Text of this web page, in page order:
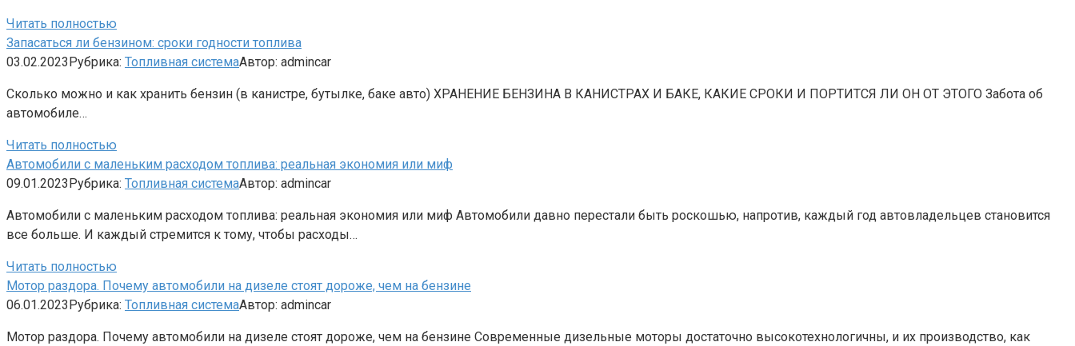
Читать полностью
Запасаться ли бензином: сроки годности топлива
03.02.2023Рубрика: Топливная системаАвтор: admincar
Сколько можно и как хранить бензин (в канистре, бутылке, баке авто) ХРАНЕНИЕ БЕНЗИНА В КАНИСТРАХ И БАКЕ, КАКИЕ СРОКИ И ПОРТИТСЯ ЛИ ОН ОТ ЭТОГО Забота об
автомобиле…
Читать полностью
Автомобили с маленьким расходом топлива: реальная экономия или миф
09.01.2023Рубрика: Топливная системаАвтор: admincar
Автомобили с маленьким расходом топлива: реальная экономия или миф Автомобили давно перестали быть роскошью, напротив, каждый год автовладельцев становится
все больше. И каждый стремится к тому, чтобы расходы…
Читать полностью
Мотор раздора. Почему автомобили на дизеле стоят дороже, чем на бензине
06.01.2023Рубрика: Топливная системаАвтор: admincar
Мотор раздора. Почему автомобили на дизеле стоят дороже, чем на бензине Современные дизельные моторы достаточно высокотехнологичны, и их производство, как